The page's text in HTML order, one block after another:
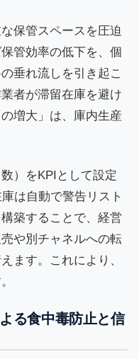
保管スペースを圧迫
管効率の低下を、個
垂れ流しを引き起こ
者が滞留在庫を避け
増大」は、庫内生産
）をKPIとして設定
は自動で警告リスト
築することで、経営
や別チャネルへの転
ます。これにより、
る食中毒防止と信